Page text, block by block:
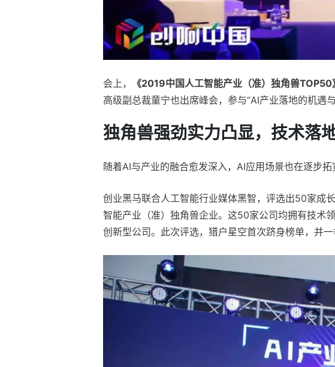
会上， 《2019中国人工智能产业（准）独角兽TOP50
高级副总裁童宁也出席峰会，参与“AI产业落地的机遇
独角兽强劲实力凸显，技术落
随着AI与产业的融合愈发深入，AI应用场景也在逐步
创业黑马联合人工智能行业媒体黑智，评选出50家成
智能产业（准）独角兽企业。这50家公司均拥有技术
创新型公司。此次评选，猎户星空首次跻身榜单，并